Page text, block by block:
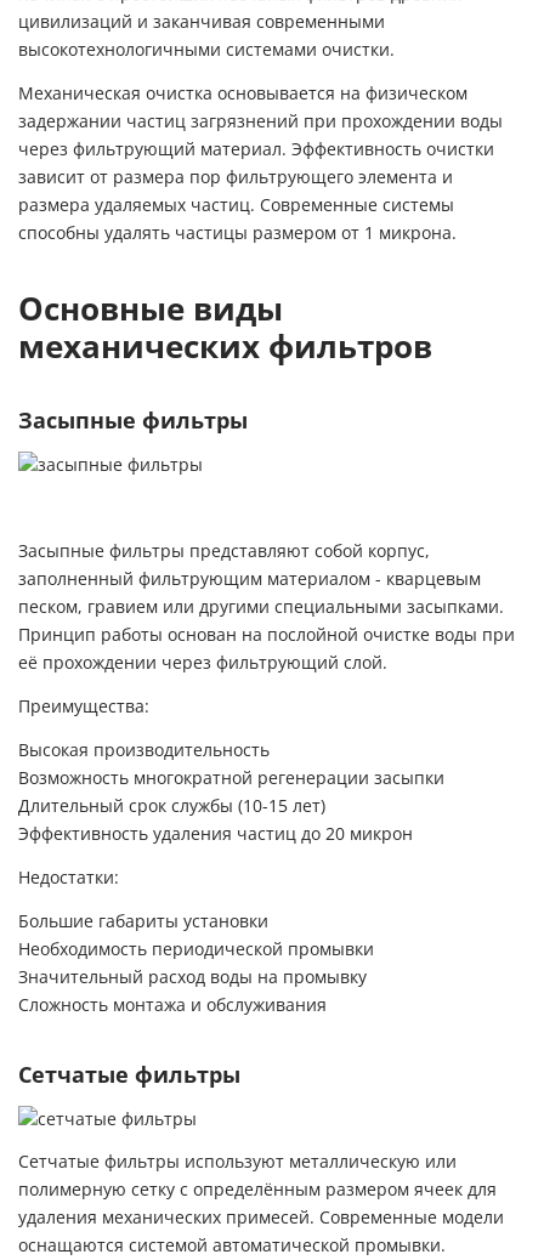
цивилизаций и заканчивая современными
высокотехнологичными системами очистки.
Механическая очистка основывается на физическом
задержании частиц загрязнений при прохождении воды
через фильтрующий материал. Эффективность очистки
зависит от размера пор фильтрующего элемента и
размера удаляемых частиц. Современные системы
способны удалять частицы размером от 1 микрона.
Основные виды
механических фильтров
Засыпные фильтры
Засыпные фильтры представляют собой корпус,
заполненный фильтрующим материалом - кварцевым
песком, гравием или другими специальными засыпками.
Принцип работы основан на послойной очистке воды при
её прохождении через фильтрующий слой.
Преимущества:
Высокая производительность
Возможность многократной регенерации засыпки
Длительный срок службы (10-15 лет)
Эффективность удаления частиц до 20 микрон
Недостатки:
Большие габариты установки
Необходимость периодической промывки
Значительный расход воды на промывку
Сложность монтажа и обслуживания
Сетчатые фильтры
Сетчатые фильтры используют металлическую или
полимерную сетку с определённым размером ячеек для
удаления механических примесей. Современные модели
оснащаются системой автоматической промывки.